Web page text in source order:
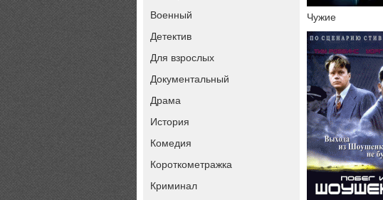
Военный
Детектив
Для взрослых
Документальный
Драма
История
Комедия
Короткометражка
Криминал
Чужие